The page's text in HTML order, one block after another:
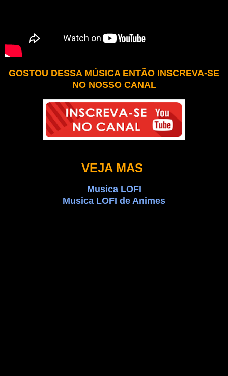
GOSTOU DESSA MÚSICA ENTÃO INSCREVA-SE
NO NOSSO CANAL
VEJA MAS
Musica LOFI
Musica LOFI de Animes